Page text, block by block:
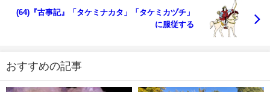
(64)『古事記』「タケミナカタ」「タケミカヅチ」
に服従する
おすすめの記事